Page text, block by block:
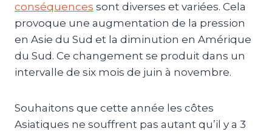
conséquences sont diverses et variées. Cela
provoque une augmentation de la pression
en Asie du Sud et la diminution en Amérique
du Sud. Ce changement se produit dans un
intervalle de six mois de juin à novembre.
Souhaitons que cette année les côtes
Asiatiques ne souffrent pas autant qu’il y a 3